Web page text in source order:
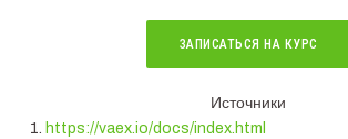
ЗАПИСАТЬСЯ НА КУРС
Источники
https://vaex.io/docs/index.html